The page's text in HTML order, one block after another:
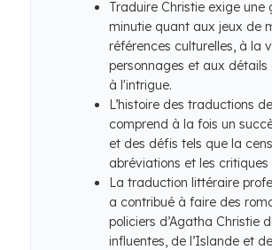
Traduire Christie exige une
minutie quant aux jeux de
références culturelles, à la
personnages et aux détails
à l'intrigue.
L’histoire des traductions
comprend à la fois un
et des défis tels que la
abréviations et les critiques
La traduction littéraire
a contribué à faire des
policiers d’Agatha Christie
influentes, de l’Islande et